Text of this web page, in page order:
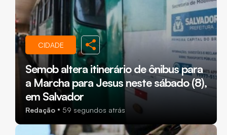
CIDADE
Semob altera itinerário de ônibus para
a Marcha para Jesus neste sábado (8),
em Salvador
Redação 59 segundos atrás